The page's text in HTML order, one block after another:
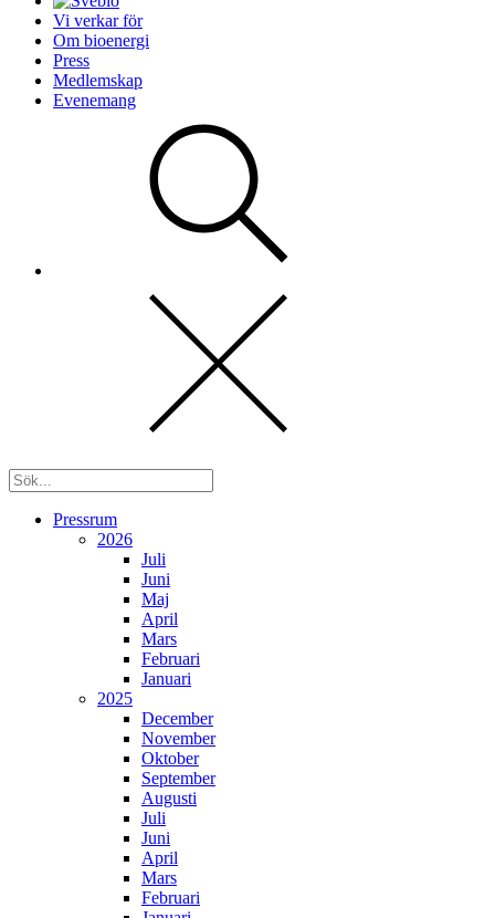
Vi verkar för
Om bioenergi
Press
Medlemskap
Evenemang
Pressrum
2026
Juli
Juni
Maj
April
Mars
Februari
Januari
2025
December
November
Oktober
September
Augusti
Juli
Juni
April
Mars
Februari